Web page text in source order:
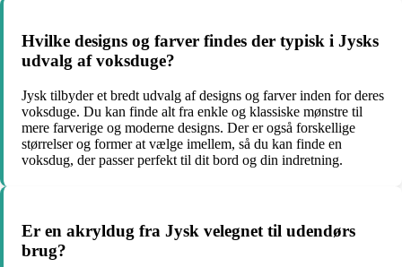
Hvilke designs og farver findes der typisk i Jysks
udvalg af voksduge?
Jysk tilbyder et bredt udvalg af designs og farver inden for deres
voksduge. Du kan finde alt fra enkle og klassiske mønstre til
mere farverige og moderne designs. Der er også forskellige
størrelser og former at vælge imellem, så du kan finde en
voksdug, der passer perfekt til dit bord og din indretning.
Er en akryldug fra Jysk velegnet til udendørs
brug?